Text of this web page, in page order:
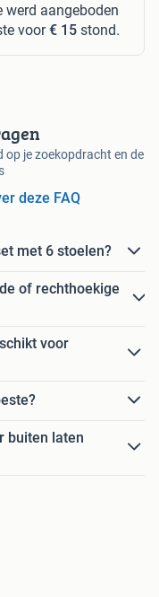
werd aangeboden
voor€ 15 stond.
op je zoekopdracht en de
deze FAQ
met 6 stoelen?
of rechthoekige
voor
buiten laten